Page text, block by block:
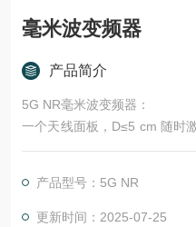
毫米波变频器
产品简介
5G NR毫米波变频器：
一个天线面板，D≤5 cm 随时
5GHz 至 44GHz > 75dB包括
产品型号：5G NR
更新时间：2025-07-25